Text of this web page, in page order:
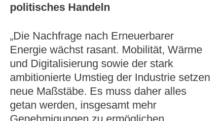
politisches Handeln
„Die Nachfrage nach Erneuerbarer
Energie wächst rasant. Mobilität, Wärme
und Digitalisierung sowie der stark
ambitionierte Umstieg der Industrie setzen
neue Maßstäbe. Es muss daher alles
getan werden, insgesamt mehr